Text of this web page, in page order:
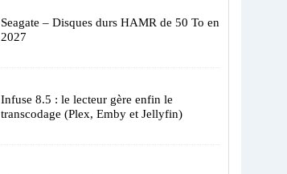
Seagate – Disques durs HAMR de 50 To en
2027
Infuse 8.5 : le lecteur gère enfin le
transcodage (Plex, Emby et Jellyfin)